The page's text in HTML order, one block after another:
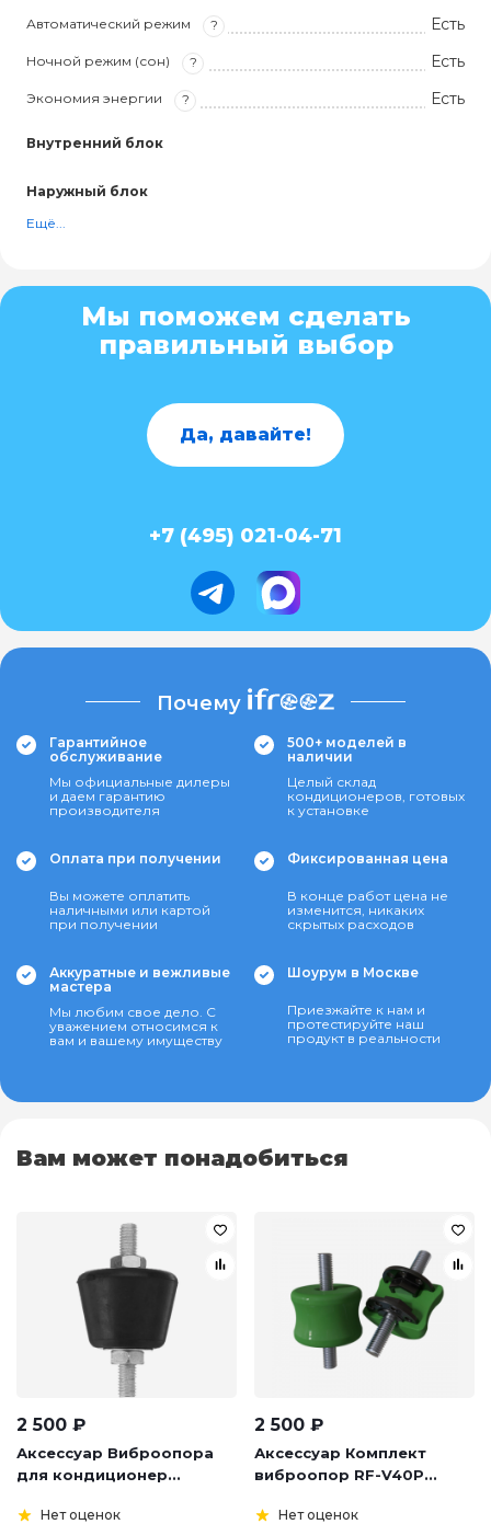
Автоматический режим ? Есть
Ночной режим (сон) ? Есть
Экономия энергии ? Есть
Внутренний блок
Наружный блок
Ещё...
Мы поможем сделать
правильный выбор
Да, давайте!
+7 (495) 021-04-71
Почему
Гарантийное
обслуживание
Мы официальные дилеры
и даем гарантию
производителя
500+ моделей в
наличии
Целый склад
кондиционеров, готовых
к установке
Оплата при получении
Вы можете оплатить
наличными или картой
при получении
Фиксированная цена
В конце работ цена не
изменится, никаких
скрытых расходов
Аккуратные и вежливые
мастера
Мы любим свое дело. С
уважением относимся к
вам и вашему имуществу
Шоурум в Москве
Приезжайте к нам и
протестируйте наш
продукт в реальности
Вам может понадобиться
2 500 ₽
Аксессуар Виброопора
для кондиционер...
Нет оценок
2 500 ₽
Аксессуар Комплект
виброопор RF-V40P...
Нет оценок